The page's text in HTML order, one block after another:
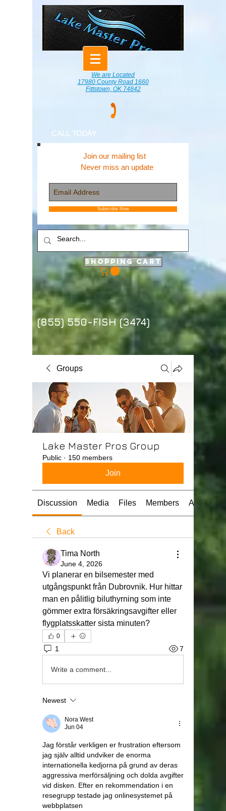
We are Located
17980 County Road 1660
Fittstown, OK 74842
CALL TODAY
Join our mailing list
Never miss an update
Subscribe Now
Shopping Cart
(855) 550-FISH (3474)
Groups
Lake Master Pros Group
Public · 150 members
Join
Discussion Media Files Members About
Back
Tima North
June 4, 2026
Vi planerar en bilsemester med
utgångspunkt från Dubrovnik. Hur hittar
man en pålitlig biluthyrning som inte
gömmer extra försäkringsavgifter eller
flygplatsskatter sista minuten?
0
1 7
Write a comment...
Newest
Nora West
Jun 04
Jag förstår verkligen er frustration eftersom
jag själv alltid undviker de enorma
internationella kedjorna på grund av deras
aggressiva merförsäljning och dolda avgifter
vid disken. Efter en rekommendation i en
resegrupp testade jag onlinesystemet på